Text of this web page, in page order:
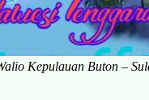
Kepulauan Buton –